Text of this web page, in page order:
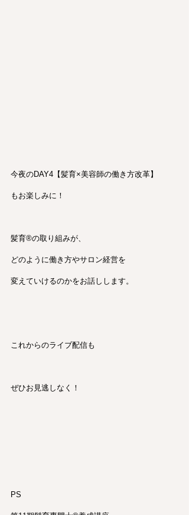
今夜のDAY4【髪育×美容師の働き方改革】
もお楽しみに！
髪育®︎の取り組みが、
どのように働き方やサロン経営を
変えていけるのかをお話しします。
これからのライブ配信も
ぜひお見逃しなく！
PS